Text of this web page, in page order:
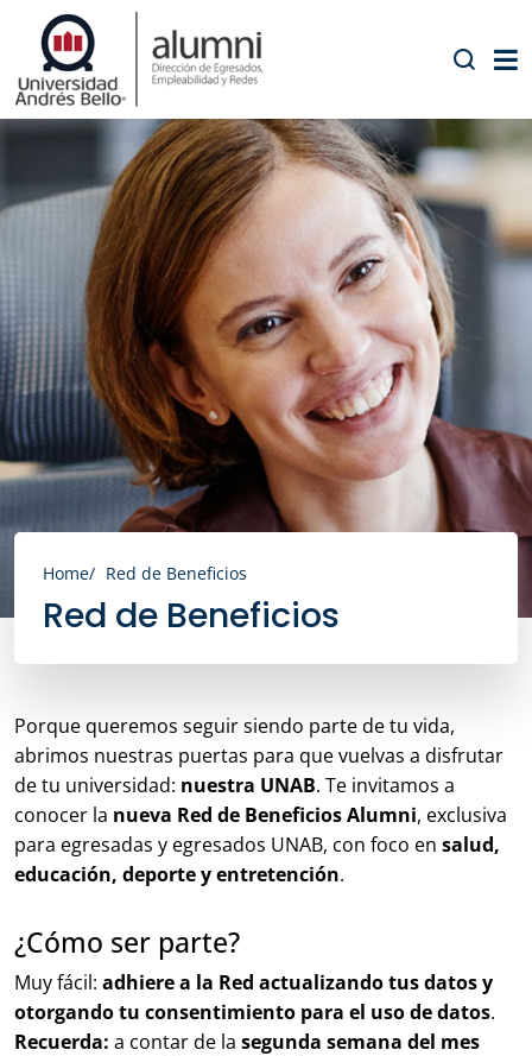
Home Red de Beneficios
Red de Beneficios
Porque queremos seguir siendo parte de tu vida,
abrimos nuestras puertas para que vuelvas a disfrutar
de tu universidad: nuestra UNAB. Te invitamos a
conocer la nueva Red de Beneficios Alumni, exclusiva
para egresadas y egresados UNAB, con foco en salud,
educación, deporte y entretención.
¿Cómo ser parte?
Muy fácil: adhiere a la Red actualizando tus datos y
otorgando tu consentimiento para el uso de datos.
Recuerda: a contar de la segunda semana del mes